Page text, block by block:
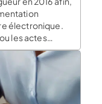
électronique.
les actes
électronique
la signature
est un
d’authentifier